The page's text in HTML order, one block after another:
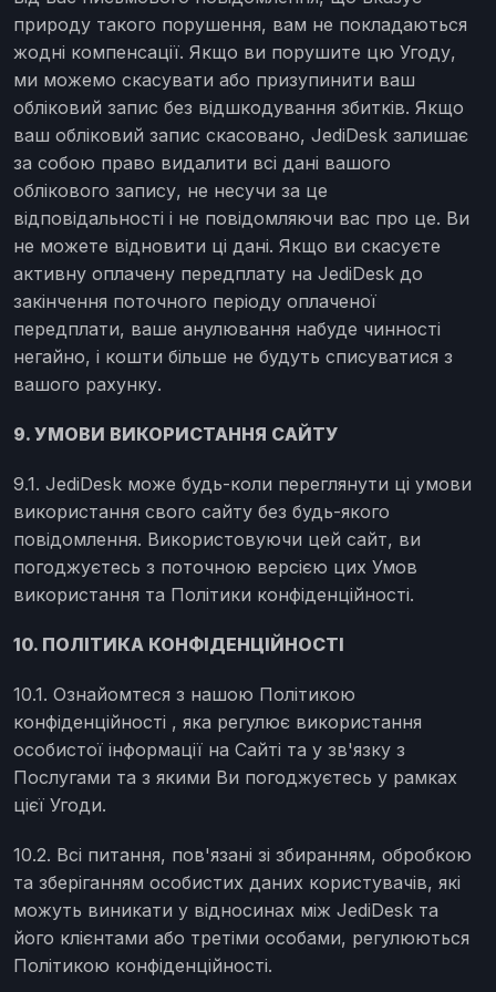
природу такого порушення, вам не покладаються
жодні компенсації. Якщо ви порушите цю Угоду,
ми можемо скасувати або призупинити ваш
обліковий запис без відшкодування збитків. Якщо
ваш обліковий запис скасовано, JediDesk залишає
за собою право видалити всі дані вашого
облікового запису, не несучи за це
відповідальності і не повідомляючи вас про це. Ви
не можете відновити ці дані. Якщо ви скасуєте
активну оплачену передплату на JediDesk до
закінчення поточного періоду оплаченої
передплати, ваше анулювання набуде чинності
негайно, і кошти більше не будуть списуватися з
вашого рахунку.
9. УМОВИ ВИКОРИСТАННЯ САЙТУ
9.1. JediDesk може будь-коли переглянути ці умови
використання свого сайту без будь-якого
повідомлення. Використовуючи цей сайт, ви
погоджуєтесь з поточною версією цих Умов
використання та Політики конфіденційності.
10. ПОЛІТИКА КОНФІДЕНЦІЙНОСТІ
10.1. Ознайомтеся з нашою Політикою
конфіденційності , яка регулює використання
особистої інформації на Сайті та у зв'язку з
Послугами та з якими Ви погоджуєтесь у рамках
цієї Угоди.
10.2. Всі питання, пов'язані зі збиранням, обробкою
та зберіганням особистих даних користувачів, які
можуть виникати у відносинах між JediDesk та
його клієнтами або третіми особами, регулюються
Політикою конфіденційності.